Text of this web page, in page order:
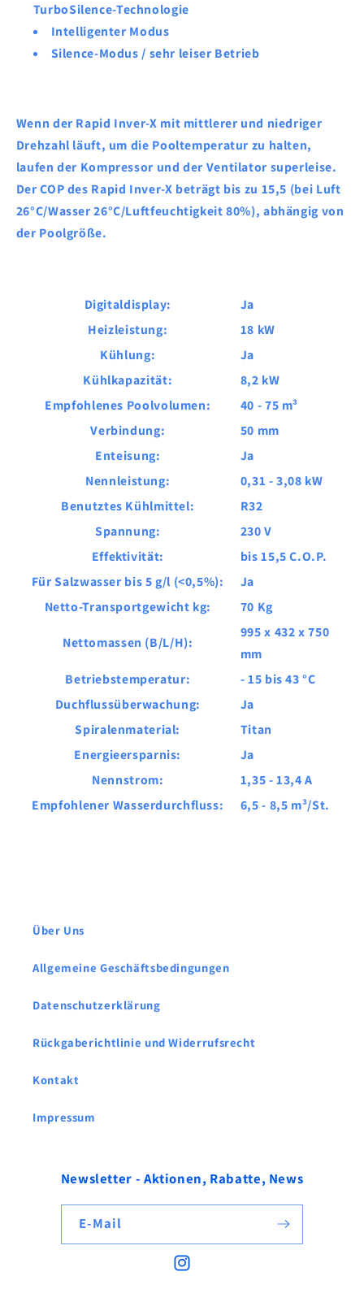
TurboSilence-Technologie
Intelligenter Modus
Silence-Modus / sehr leiser Betrieb
Wenn der Rapid Inver-X mit mittlerer und niedriger
Drehzahl läuft, um die Pooltemperatur zu halten,
laufen der Kompressor und der Ventilator superleise.
Der COP des Rapid Inver-X beträgt bis zu 15,5 (bei Luft
26°C/Wasser 26°C/Luftfeuchtigkeit 80%), abhängig von
der Poolgröße.
Digitaldisplay:
Ja
Heizleistung:
18 kW
Kühlung:
Ja
Kühlkapazität:
8,2 kW
Empfohlenes Poolvolumen:
40 - 75 m³
Verbindung:
50 mm
Enteisung:
Ja
Nennleistung:
0,31 - 3,08 kW
Benutztes Kühlmittel:
R32
Spannung:
230 V
Effektivität:
bis 15,5 C.O.P.
Für Salzwasser bis 5 g/l (<0,5%):
Ja
Netto-Transportgewicht kg:
70 Kg
Nettomassen (B/L/H):
995 x 432 x 750
mm
Betriebstemperatur:
- 15 bis 43 °C
Duchflussüberwachung:
Ja
Spiralenmaterial:
Titan
Energieersparnis:
Ja
Nennstrom:
1,35 - 13,4 A
Empfohlener Wasserdurchfluss:
6,5 - 8,5 m³/St.
Über Uns
Allgemeine Geschäftsbedingungen
Datenschutzerklärung
Rückgaberichtlinie und Widerrufsrecht
Kontakt
Impressum
Newsletter - Aktionen, Rabatte, News
E-Mail
Instagram